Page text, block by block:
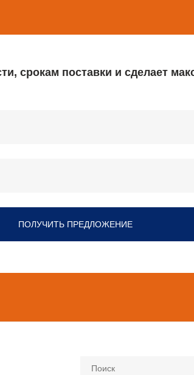
срокам поставки и сделает
ПОЛУЧИТЬ ПРЕДЛОЖЕНИЕ
Поиск